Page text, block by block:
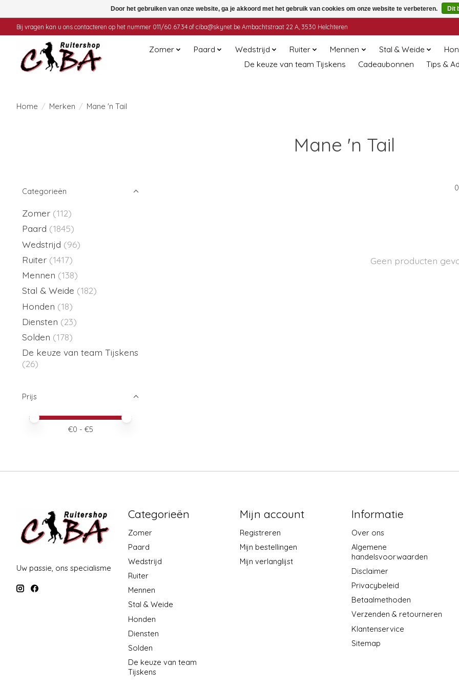
Bij vragen kan u ons contacteren op het nummer 011/60.67.34 of ciba@skynet.be Ambachtstraat 22 A, 3530 Helchteren
Zomer Paard Wedstrijd Ruiter Mennen Stal & Weide
De keuze van team Tijskens
Cadeaubonnen Tips &
Home / Merken / Mane 'n Tail
Mane 'n Tail
Categorieën
Zomer (112)
Paard (1845)
Wedstrijd (96)
Ruiter (1417)
Mennen (138)
Stal & Weide (182)
Honden (18)
Diensten (23)
Solden (178)
De keuze van team Tijskens
(26)
Prijs
Minimale prijswaarde
Price maximum value
€0 - €5
Geen producten
Uw passie, ons specialisme
Categorieën
Zomer
Paard
Wedstrijd
Ruiter
Mennen
Stal & Weide
Honden
Diensten
Solden
De keuze van team
Tijskens
Mijn account
Registreren
Mijn bestellingen
Mijn verlanglijst
Informatie
Over ons
Algemene
handelsvoorwaarden
Disclaimer
Privacybeleid
Betaalmethoden
Verzenden & retourneren
Klantenservice
Sitemap
Door het gebruiken van onze website, ga je akkoord met het gebruik van cookies om onze website te verbeteren. Dit